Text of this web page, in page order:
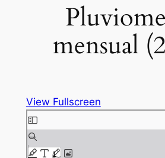
mensual
View Fullscreen
Saltar
al
contenido